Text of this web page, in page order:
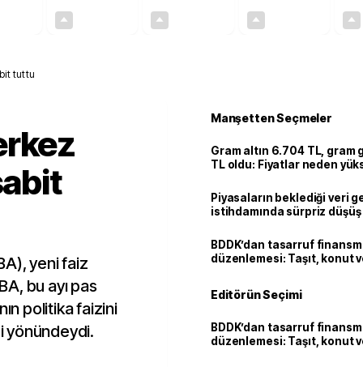
tuttu
yeni faiz
bu ayı pas
politika faizini
yönündeydi.
Manşetten Seçmeler
Gram altın 6.704 TL, gram
TL oldu: Fiyatlar neden
Piyasaların beklediği veri
istihdamında sürpriz düşüş
BDDK’dan tasarruf
düzenlemesi: Taşıt, konut
Editörün Seçimi
BDDK’dan tasarruf
düzenlemesi: Taşıt, konut